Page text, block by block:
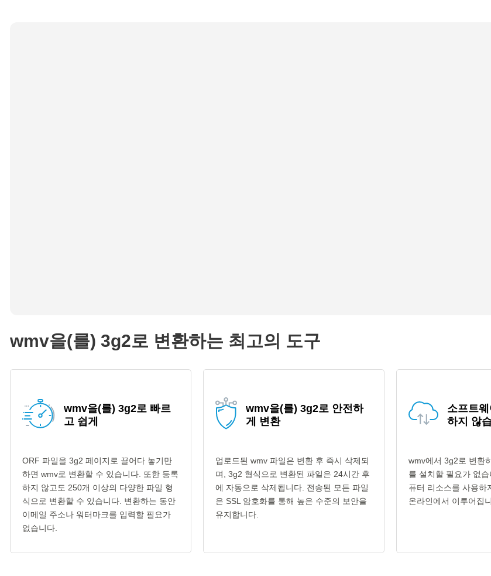
wmv을(를) 3g2로 변환하는 최고의 도구
wmv을(를) 3g2로 빠르
고 쉽게
ORF 파일을 3g2 페이지로 끌어다 놓기만
하면 wmv로 변환할 수 있습니다. 또한 등록
하지 않고도 250개 이상의 다양한 파일 형
식으로 변환할 수 있습니다. 변환하는 동안
이메일 주소나 워터마크를 입력할 필요가
없습니다.
wmv을(를) 3g2로 안전하
게 변환
업로드된 wmv 파일은 변환 후 즉시 삭제되
며, 3g2 형식으로 변환된 파일은 24시간 후
에 자동으로 삭제됩니다. 전송된 모든 파일
은 SSL 암호화를 통해 높은 수준의 보안을
유지합니다.
소프트
하지 않
wmv에서 3g2로 변환
를 설치할 필요가 없
퓨터 리소스를 사용하
온라인에서 이루어집